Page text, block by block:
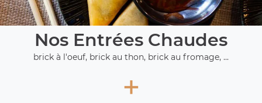
Nos Entrées Chaudes
brick à l'oeuf, brick au thon, brick au fromage, ...
+